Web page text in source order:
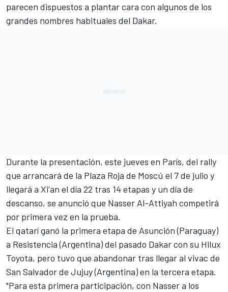
parecen dispuestos a plantar cara con algunos de los
grandes nombres habituales del Dakar.
Durante la presentación, este jueves en París, del rally
que arrancará de la Plaza Roja de Moscú el 7 de julio y
llegará a Xi'an el día 22 tras 14 etapas y un día de
descanso, se anunció que Nasser Al-Attiyah competirá
por primera vez en la prueba.
El qatarí ganó la primera etapa de Asunción(Paraguay)
a Resistencia (Argentina) del pasado Dakar con su Hilux
Toyota, pero tuvo que abandonar tras llegar al vivac de
San Salvador de Jujuy (Argentina) en la tercera etapa.
"Para esta primera participación, con Nasser a los